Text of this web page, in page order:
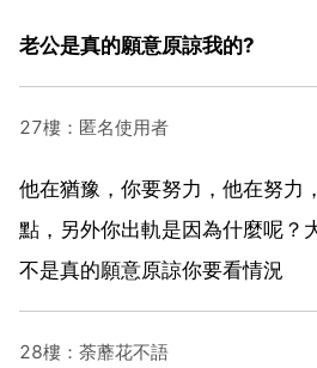
老公是真的願意原諒我的?
27樓：匿名使用者
他在猶豫，你要努力，他在努力
點，另外你出軌是因為什麼呢？
不是真的願意原諒你要看情況
28樓：荼蘼花不語